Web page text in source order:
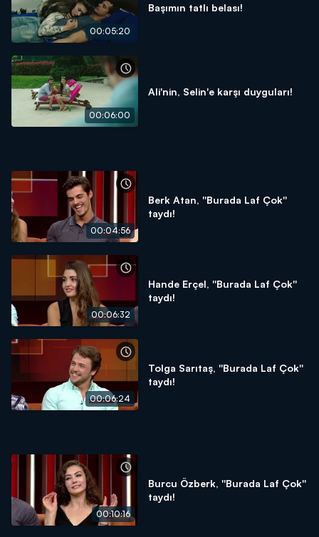
00:05:20
Başımın tatlı belası!
00:06:00
Ali'nin, Selin'e karşı duyguları!
00:04:56
Berk Atan, ''Burada Laf Çok''
taydı!
00:06:32
Hande Erçel, ''Burada Laf Çok''
taydı!
00:06:24
Tolga Sarıtaş, ''Burada Laf Çok''
taydı!
00:10:16
Burcu Özberk, ''Burada Laf Çok''
taydı!